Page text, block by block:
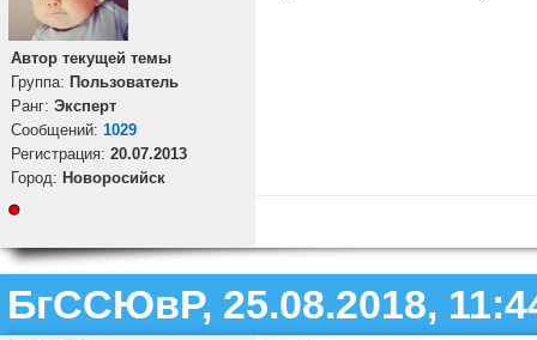
Автор текущей темы
Группа: Пользователь
Ранг: Эксперт
Cообщений: 1029
Регистрация: 20.07.2013
Город: Новоросийск
БгССЮвР, 25.08.2018,